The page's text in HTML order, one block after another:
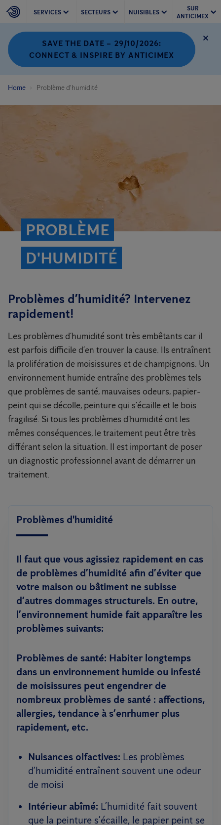
SERVICES SECTEURS NUISIBLES
SUR
ANTICIMEX
SAVE THE DATE – 29/10/2026:
CONNECT & INSPIRE BY ANTICIMEX
Home Problème d'humidité
PROBLÈME
D'HUMIDITÉ
Problèmes d’humidité? Intervenez
rapidement!
Les problèmes d’humidité sont très embêtants car il
est parfois difficile d’en trouver la cause. Ils entraînent
la prolifération de moisissures et de champignons. Un
environnement humide entraîne des problèmes tels
que problèmes de santé, mauvaises odeurs, papier-
peint qui se décolle, peinture qui s’écaille et le bois
fragilisé. Si tous les problèmes d’humidité ont les
mêmes conséquences, le traitement peut être très
différant selon la situation. Il est important de poser
un diagnostic professionnel avant de démarrer un
traitement.
Problèmes d'humidité
Il faut que vous agissiez rapidement en cas
de problèmes d’humidité afin d’éviter que
votre maison ou bâtiment ne subisse
d’autres dommages structurels. En outre,
l’environnement humide fait apparaître les
problèmes suivants:
Problèmes de santé: Habiter longtemps
dans un environnement humide ou infesté
de moisissures peut engendrer de
nombreux problèmes de santé : affections,
allergies, tendance à s’enrhumer plus
rapidement, etc.
Nuisances olfactives: Les problèmes
d’humidité entraînent souvent une odeur
de moisi
Intérieur abîmé: L’humidité fait souvent
que la peinture s’écaille, le papier peint se